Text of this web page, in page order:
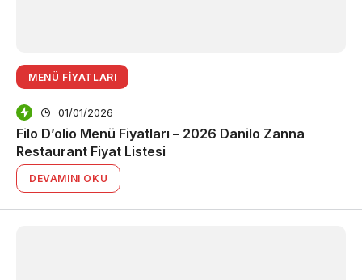
MENÜ FIYATLARI
01/01/2026
Filo D’olio Menü Fiyatları – 2026 Danilo Zanna
Restaurant Fiyat Listesi
DEVAMINI OKU